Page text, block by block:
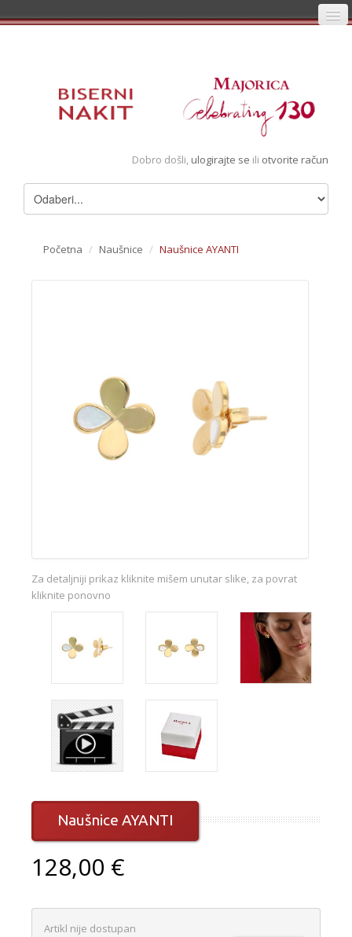
Registracija
Pregledani artikli
Dobro došli, ulogirajte se ili otvorite račun
Početna / Naušnice / Naušnice AYANTI
Za detaljniji prikaz kliknite mišem unutar slike, za povrat
kliknite ponovno
Naušnice AYANTI
128,00 €
Artikl nije dostupan